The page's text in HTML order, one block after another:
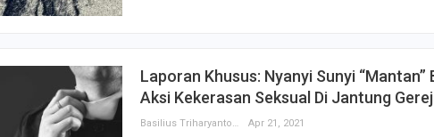
Laporan Khusus: Nyanyi Sunyi
Aksi Kekerasan Seksual Di Jantung
Apr 21, 2021